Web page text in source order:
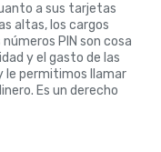
a sus tarjetas
altas, los cargos
PIN son cosa
y el gasto de las
le permitimos llamar
Es un derecho